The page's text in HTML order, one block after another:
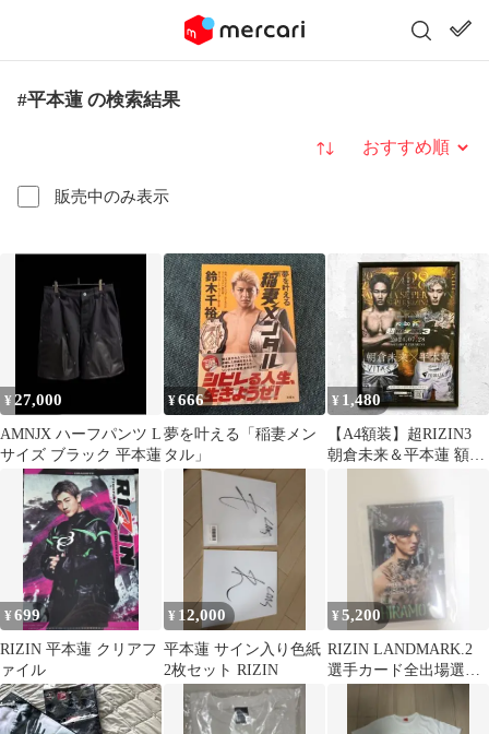
#平本蓮 の検索結果
販売中のみ表示
並び替え
¥ 27,000
AMNJX ハーフパンツ L
サイズ ブラック 平本蓮
¥666
夢を叶える「稲妻メン
タル」
¥ 1,480
【A4額装】超RIZIN3
朝倉未来＆平本蓮 額装
¥699
RIZIN 平本蓮 クリアフ
ァイル
¥ 12,000
平本蓮 サイン入り色紙
2枚セット RIZIN
¥5,200
RIZIN LANDMARK.2
選手カード全出場選手
セット 平本蓮 鈴木千裕